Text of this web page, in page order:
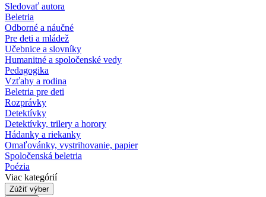
Sledovať autora
Beletria
Odborné a náučné
Pre deti a mládež
Učebnice a slovníky
Humanitné a spoločenské vedy
Pedagogika
Vzťahy a rodina
Beletria pre deti
Rozprávky
Detektívky
Detektívky, trilery a horory
Hádanky a riekanky
Omaľovánky, vystrihovanie, papier
Spoločenská beletria
Poézia
Viac kategórií
Zúžiť výber